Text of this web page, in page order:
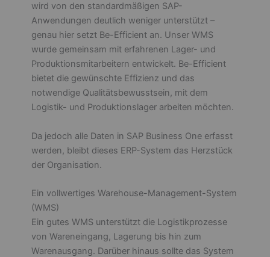
wird von den standardmäßigen SAP-
Anwendungen deutlich weniger unterstützt –
genau hier setzt Be-Efficient an. Unser WMS
wurde gemeinsam mit erfahrenen Lager- und
Produktionsmitarbeitern entwickelt. Be-Efficient
bietet die gewünschte Effizienz und das
notwendige Qualitätsbewusstsein, mit dem
Logistik- und Produktionslager arbeiten möchten.
Da jedoch alle Daten in SAP Business One erfasst
werden, bleibt dieses ERP-System das Herzstück
der Organisation.
Ein vollwertiges Warehouse-Management-System
(WMS)
Ein gutes WMS unterstützt die Logistikprozesse
von Wareneingang, Lagerung bis hin zum
Warenausgang. Darüber hinaus sollte das System